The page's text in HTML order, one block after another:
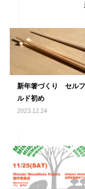
新年箸づくり セル
ルド初め
2023.12.24